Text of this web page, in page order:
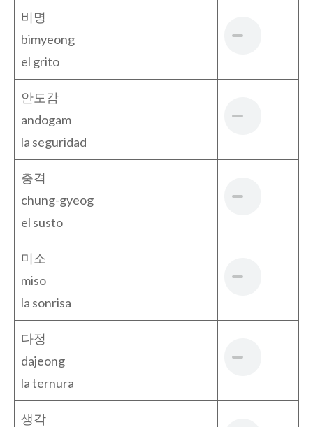
비명
bimyeong
el grito
안도감
andogam
la seguridad
충격
chung-gyeog
el susto
미소
miso
la sonrisa
다정
dajeong
la ternura
생각